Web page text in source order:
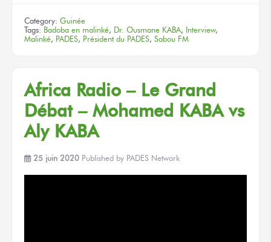
Category: Guinée
Tags: Badoba en malinké, Dr. Ousmane KABA, Interview,
Malinké, PADES, Président du PADES, Sabou FM
Africa Radio – Le Grand
Débat – Mohamed KABA vs
Aly KABA
25 juin 2020 Published by PADES Network